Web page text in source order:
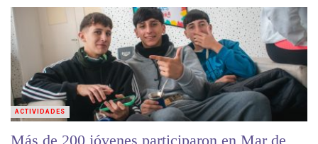
Más de 200 jóvenes participaron en Mar de
ACTIVIDADES